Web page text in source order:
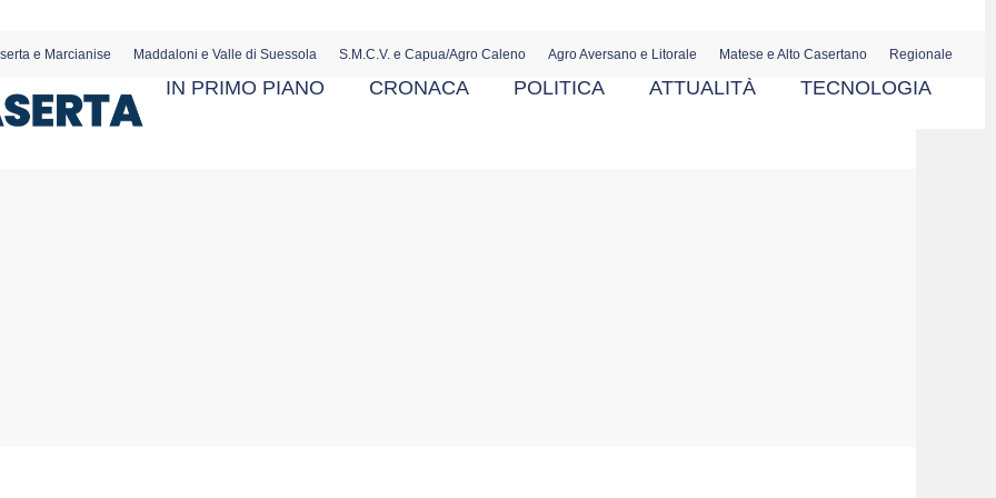
e Marcianise Maddaloni e Valle di Suessola S.M.C.V. e Capua/Agro Caleno Agro Aversano e Litorale Matese e Alto Casertano Regionale
IN PRIMO PIANO CRONACA POLITICA ATTUALITÀ TECNOLOGIA